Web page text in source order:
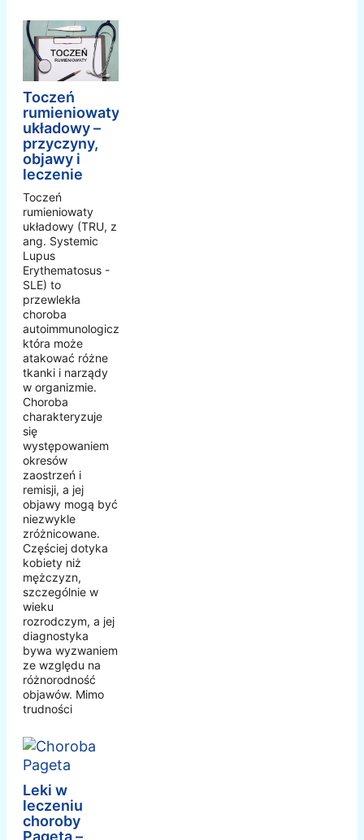
Toczeń
rumieniowaty
układowy –
przyczyny,
objawy i
leczenie
Toczeń
rumieniowaty
układowy (TRU, z
ang. Systemic
Lupus
Erythematosus -
SLE) to
przewlekła
choroba
autoimmunologiczna,
która może
atakować różne
tkanki i narządy
w organizmie.
Choroba
charakteryzuje
się
występowaniem
okresów
zaostrzeń i
remisji, a jej
objawy mogą być
niezwykle
zróżnicowane.
Częściej dotyka
kobiety niż
mężczyzn,
szczególnie w
wieku
rozrodczym, a jej
diagnostyka
bywa wyzwaniem
ze względu na
różnorodność
objawów. Mimo
trudności
Leki w
leczeniu
choroby
Pageta –